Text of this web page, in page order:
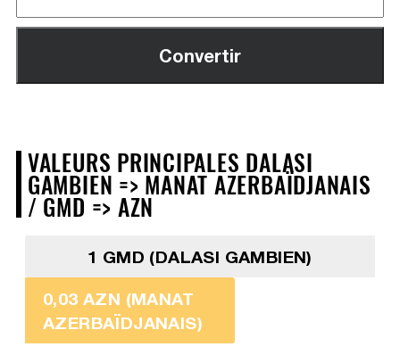
VALEURS PRINCIPALES DALASI
GAMBIEN => MANAT AZERBAÏDJANAIS
/ GMD => AZN
1 GMD (DALASI GAMBIEN)
0,03 AZN (MANAT
AZERBAÏDJANAIS)